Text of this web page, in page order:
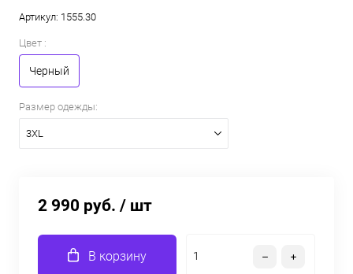
Артикул: 1555.30
Цвет :
Черный
Размер одежды:
3XL
2 990 руб. / шт
В корзину